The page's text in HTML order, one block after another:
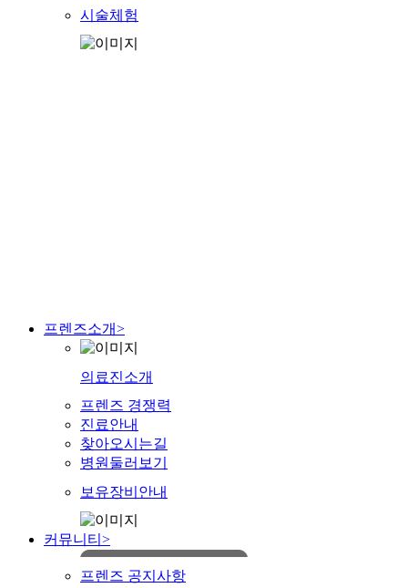
시술체험
프렌즈소개>
의료진소개
프렌즈 경쟁력
진료안내
찾아오시는길
병원둘러보기
보유장비안내
커뮤니티 >
프렌즈 공지사항